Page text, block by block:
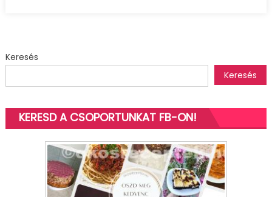
Keresés
Keresés
KERESD A CSOPORTUNKAT FB-ON!